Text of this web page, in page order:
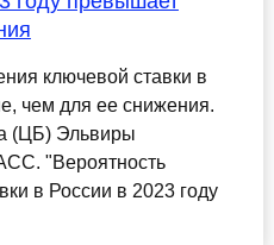
ключевой ставки в
чем для ее снижения.
(ЦБ) Эльвиры
"Вероятность
в России в 2023 году